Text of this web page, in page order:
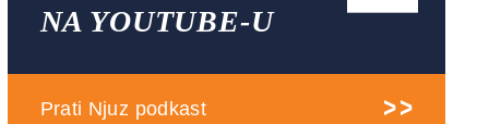
NA YOUTUBE-U
Prati Njuz podkast